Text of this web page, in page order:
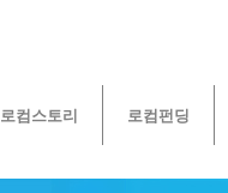
로컴스토리 로컴펀딩